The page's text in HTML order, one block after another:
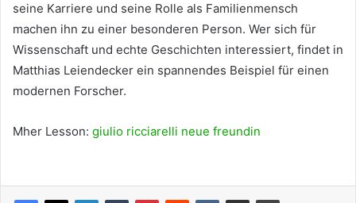
seine Karriere und seine Rolle als Familienmensch
machen ihn zu einer besonderen Person. Wer sich für
Wissenschaft und echte Geschichten interessiert, findet in
Matthias Leiendecker ein spannendes Beispiel für einen
modernen Forscher.
Mher Lesson: giulio ricciarelli neue freundin